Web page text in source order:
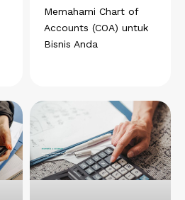
Memahami Chart of
Accounts (COA) untuk
Bisnis Anda